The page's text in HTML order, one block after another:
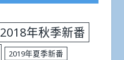
2018年秋季新番
2019年夏季新番